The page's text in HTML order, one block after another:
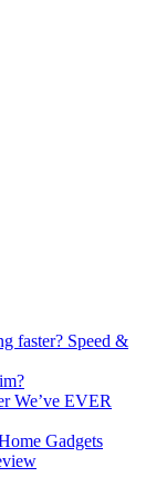
faster? Speed &
We’ve EVER
Gadgets